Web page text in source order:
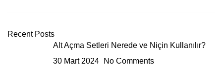
Recent Posts
Alt Açma Setleri Nerede ve Niçin Kullanılır?
30 Mart 2024
No Comments